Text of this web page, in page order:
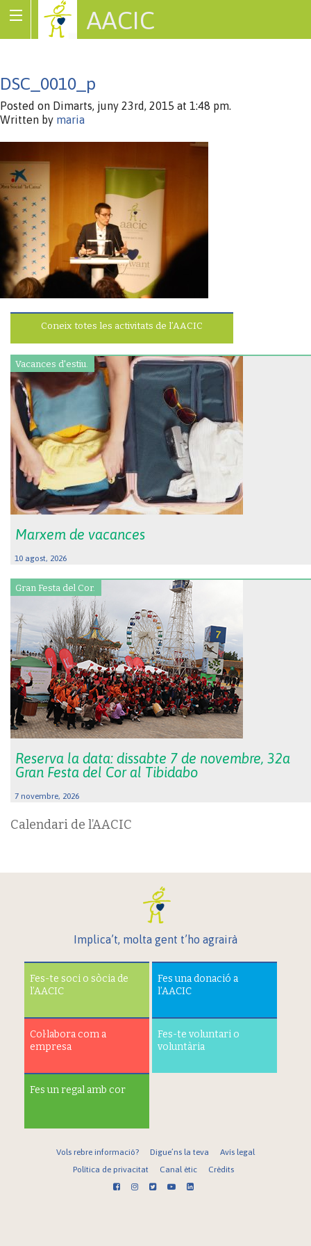
AACIC
DSC_0010_p
Posted on Dimarts, juny 23rd, 2015 at 1:48 pm.
Written by maria
Coneix totes les activitats de l’AACIC
Vacances d'estiu.
Marxem de vacances
10 agost, 2026
Gran Festa del Cor.
Reserva la data: dissabte 7 de novembre, 32a
Gran Festa del Cor al Tibidabo
7 novembre, 2026
Calendari de l’AACIC
Implica’t, molta gent t’ho agrairà
Fes-te soci o sòcia de
l’AACIC
Fes una donació a
l’AACIC
Col·labora com a
empresa
Fes-te voluntari o
voluntària
Fes un regal amb cor
Vols rebre informació? Digue’ns la teva
Avís legal
Política de privacitat
Canal ètic Crèdits